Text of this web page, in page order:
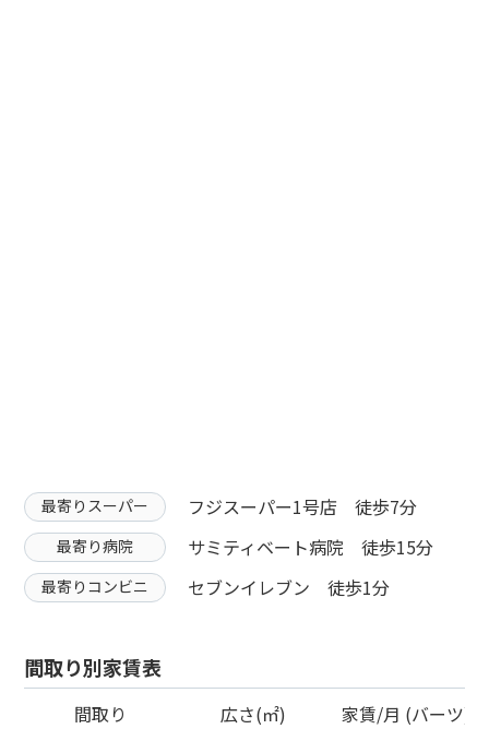
最寄りスーパー フジスーパー1号店 徒歩7分
最寄り病院 サミティベート病院 徒歩15分
最寄りコンビニ セブンイレブン 徒歩1分
間取り別家賃表
間取り 広さ(㎡)
家賃/月 (バーツ)